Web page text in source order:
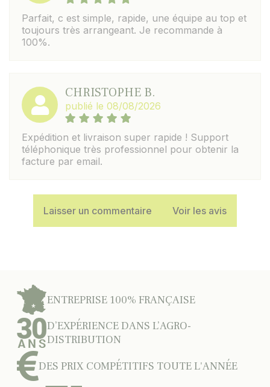
Parfait, c est simple, rapide, une équipe au top et
toujours très arrangeant. Je recommande à
100%.
CHRISTOPHE B.
publié le 08/08/2026
Expédition et livraison super rapide ! Support
téléphonique très professionnel pour obtenir la
facture par email.
Laisser un commentaire Voir les avis
ENTREPRISE 100% FRANÇAISE
D’EXPÉRIENCE DANS L’AGRO-
DISTRIBUTION
DES PRIX COMPÉTITIFS TOUTE L'ANNÉE